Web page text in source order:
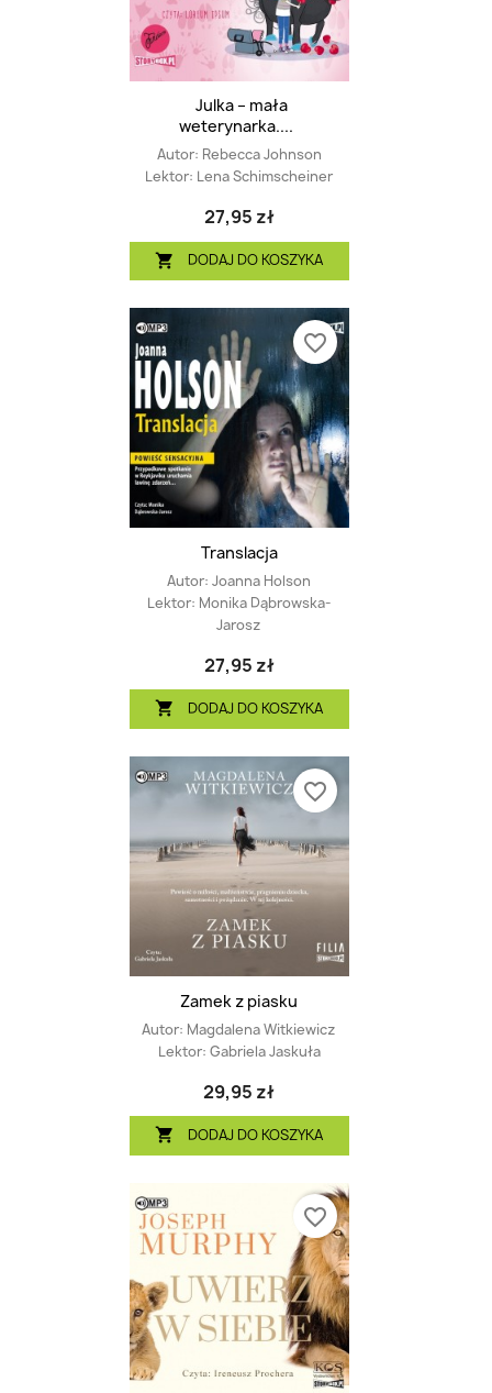
Julka – mała
weterynarka....
Autor: Rebecca Johnson
Lektor: Lena Schimscheiner
27,95 zł
 DODAJ DO KOSZYKA
Translacja
Autor: Joanna Holson
Lektor: Monika Dąbrowska-
Jarosz
27,95 zł
 DODAJ DO KOSZYKA
favorite_border
Zamek z piasku
Autor: Magdalena Witkiewicz
Lektor: Gabriela Jaskuła
29,95 zł
 DODAJ DO KOSZYKA
favorite_border
favorite_border